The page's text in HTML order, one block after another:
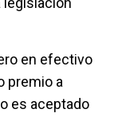
en efectivo
premio a
es aceptado